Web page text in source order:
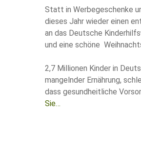
Statt in Werbegeschenke
dieses Jahr wieder einen
an das Deutsche
und eine schöne
2,7 Millionen Kinder in
mangelnder Ernährung,
dass gesundheitliche
Sie…